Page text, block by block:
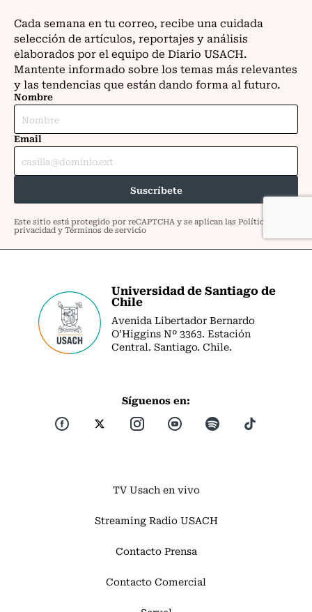
Universidad de Santiago de
Chile
Avenida Libertador Bernardo
O’Higgins Nº 3363. Estación
Central. Santiago. Chile.
Síguenos en:
TV Usach en vivo
Streaming Radio USACH
Contacto Prensa
Contacto Comercial